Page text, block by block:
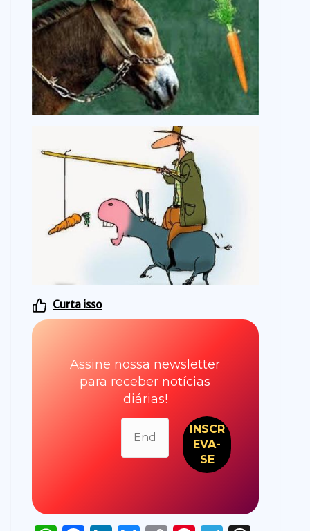
Curta isso
Assine nossa newsletter
para receber notícias
diárias!